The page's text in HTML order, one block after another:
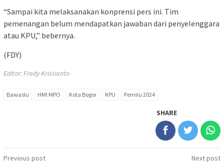
“Sampai kita melaksanakan konprensi pers ini. Tim
pemenangan belum mendapatkan jawaban dari penyelenggara
atau KPU,” bebernya.
(FDY)
Editor: Fredy Kristianto
Bawaslu HMI MPO Kota Bogor KPU Pemilu 2024
SHARE
Post
Previous post
Next post